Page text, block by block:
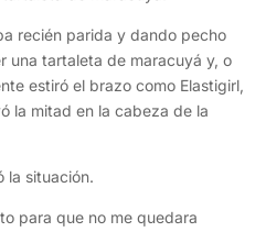
recién parida y dando pecho
una tartaleta de maracuyá y, o
estiró el brazo como Elastigirl,
la mitad en la cabeza de la
la situación.
para que no me quedara